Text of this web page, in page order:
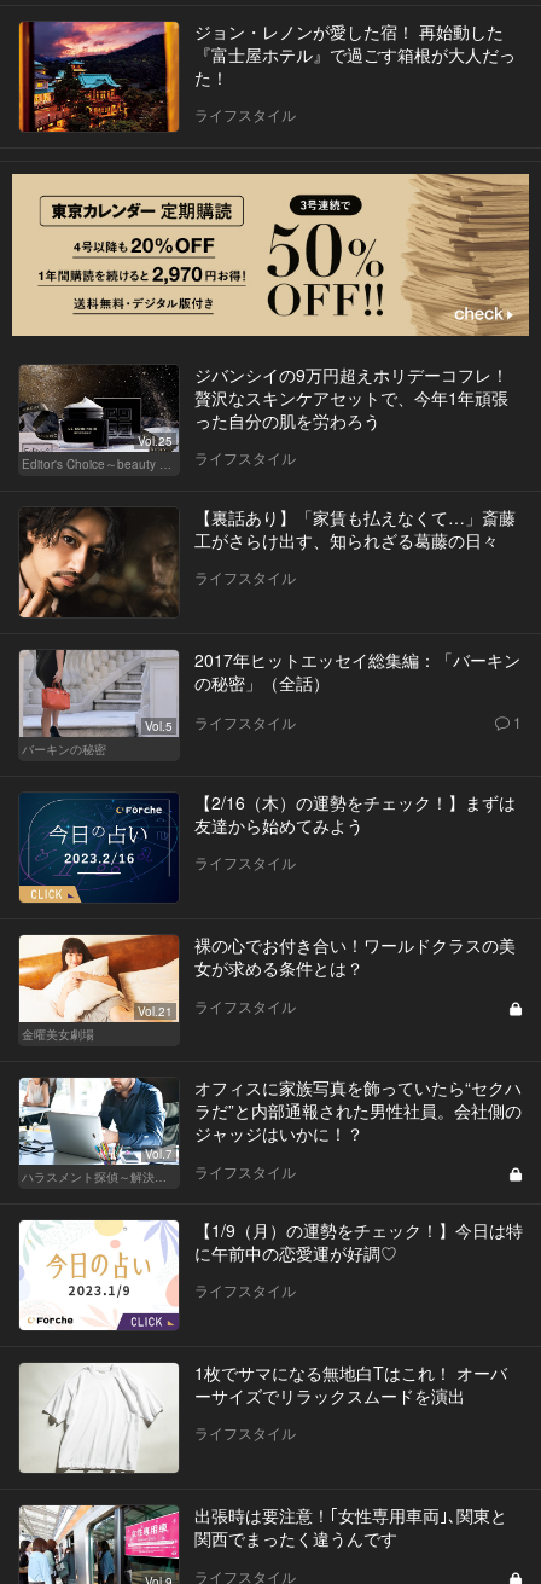
ジョン・レノンが愛した宿！ 再始動した
『富士屋ホテル』で過ごす箱根が大人だっ
た！
ライフスタイル
Vol.25
Editor's Choice～beauty & wellness～
ジバンシイの9万円超えホリデーコフレ！
贅沢なスキンケアセットで、今年1年頑張
った自分の肌を労わろう
ライフスタイル
【裏話あり】「家賃も払えなくて…」斎藤
工がさらけ出す、知られざる葛藤の日々
ライフスタイル
Vol.5
バーキンの秘密
2017年ヒットエッセイ総集編：「バーキン
の秘密」（全話）
ライフスタイル 1
【2/16（木）の運勢をチェック！】まずは
友達から始めてみよう
ライフスタイル
Vol.21
金曜美女劇場
裸の心でお付き合い！ワールドクラスの美
女が求める条件とは？
ライフスタイル
Vol.7
ハラスメント探偵～解決編～
オフィスに家族写真を飾っていたら“セクハ
ラだ”と内部通報された男性社員。会社側の
ジャッジはいかに！？
ライフスタイル
【1/9（月）の運勢をチェック！】今日は特
に午前中の恋愛運が好調♡
ライフスタイル
1枚でサマになる無地白Tはこれ！ オーバ
ーサイズでリラックスムードを演出
ライフスタイル
出張時は要注意！｢女性専用車両｣､関東と
関西でまったく違うんです
ライフスタイル